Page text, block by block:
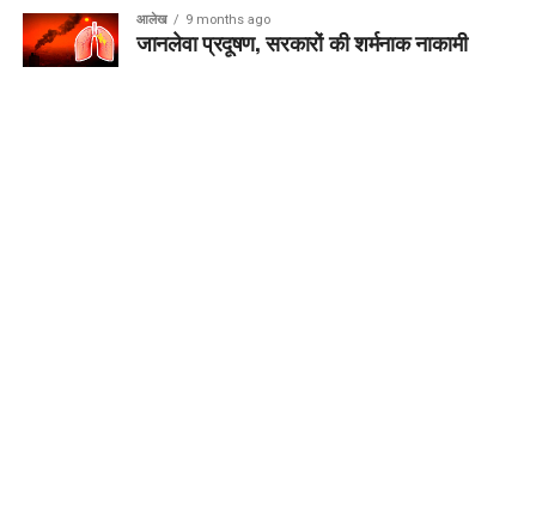
आलेख 9 months ago
जानलेवा प्रदूषण, सरकारों की शर्मनाक नाकामी